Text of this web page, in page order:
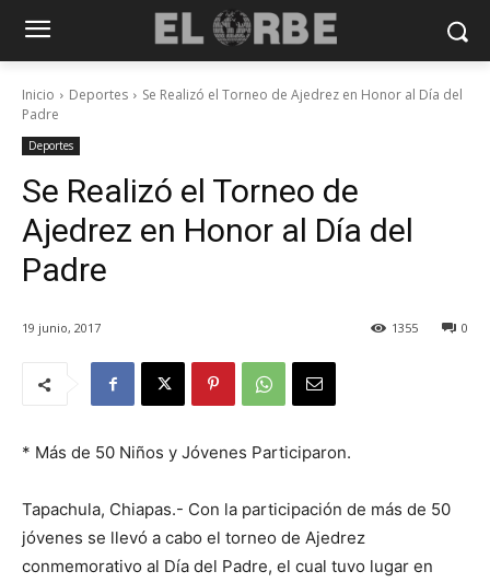
Inicio Deportes
Se Realizó el Torneo de Ajedrez en Honor al Día del
Padre
Deportes
Se Realizó el Torneo de
Ajedrez en Honor al Día del
Padre
19 junio, 2017 0
1355
* Más de 50 Niños y Jóvenes Participaron.
Tapachula, Chiapas.- Con la participación de más de 50
jóvenes se llevó a cabo el torneo de Ajedrez
conmemorativo al Día del Padre, el cual tuvo lugar en